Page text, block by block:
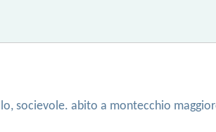
socievole. abito a montecchio